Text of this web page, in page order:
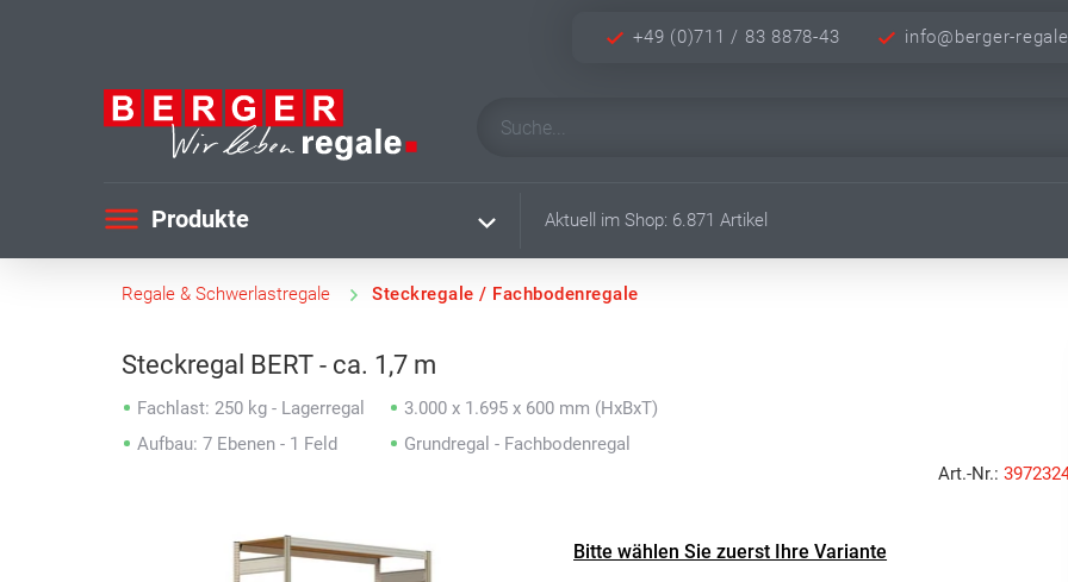
+49 (0)711 / 83 8878-43 info@berger-
Produkte Aktuell im Shop: 6.871 Artikel
Regale & Schwerlastregale Steckregale / Fachbodenregale
Steckregal BERT - ca. 1,7 m
Fachlast: 250 kg - Lagerregal
Aufbau: 7 Ebenen - 1 Feld
3.000 x 1.695 x 600 mm (HxBxT)
Grundregal - Fachbodenregal
Art.-Nr.:
Bitte wählen Sie zuerst Ihre Variante